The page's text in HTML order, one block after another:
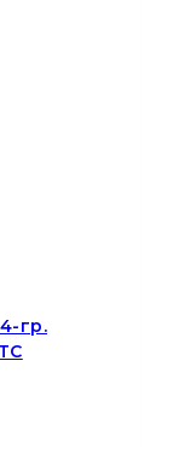
гр.